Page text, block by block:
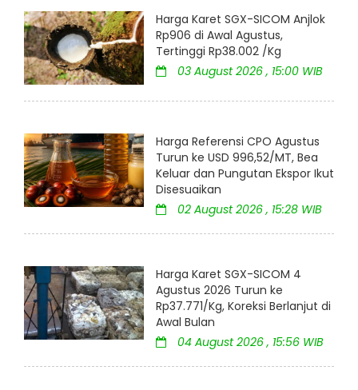
Harga Karet SGX-SICOM Anjlok
Rp906 di Awal Agustus,
Tertinggi Rp38.002 /Kg
03 August 2026 , 15:00 WIB
Harga Referensi CPO Agustus
Turun ke USD 996,52/MT, Bea
Keluar dan Pungutan Ekspor Ikut
Disesuaikan
02 August 2026 , 15:28 WIB
Harga Karet SGX-SICOM 4
Agustus 2026 Turun ke
Rp37.771/Kg, Koreksi Berlanjut di
Awal Bulan
04 August 2026 , 15:56 WIB